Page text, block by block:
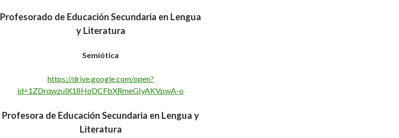
Profesorado de Educación Secundaria en Lengua
y Literatura
Semiótica
https://drive.google.com/open?
id=1ZDrqwzulX18HoDCFbXRmeGIyAKVpwA-o
Profesora de Educación Secundaria en Lengua y
Literatura